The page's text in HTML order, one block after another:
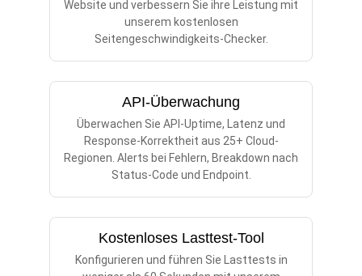
Website und verbessern Sie ihre Leistung mit
unserem kostenlosen
Seitengeschwindigkeits-Checker.
API-Überwachung
Überwachen Sie API-Uptime, Latenz und
Response-Korrektheit aus 25+ Cloud-
Regionen. Alerts bei Fehlern, Breakdown nach
Status-Code und Endpoint.
Kostenloses Lasttest-Tool
Konfigurieren und führen Sie Lasttests in